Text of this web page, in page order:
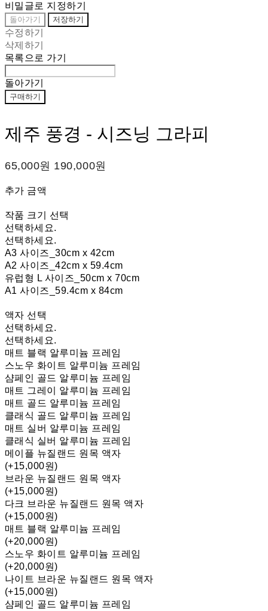
비밀글로 지정하기
돌아가기 저장하기
수정하기
삭제하기
목록으로 가기
돌아가기
구매하기
제주 풍경 - 시즈닝 그라피
65,000원 190,000원
추가 금액
작품 크기 선택
선택하세요.
선택하세요.
A3 사이즈_30cm x 42cm
A2 사이즈_42cm x 59.4cm
유럽형 L 사이즈_50cm x 70cm
A1 사이즈_59.4cm x 84cm
액자 선택
선택하세요.
선택하세요.
매트 블랙 알루미늄 프레임
스노우 화이트 알루미늄 프레임
샴페인 골드 알루미늄 프레임
매트 그레이 알루미늄 프레임
매트 골드 알루미늄 프레임
클래식 골드 알루미늄 프레임
매트 실버 알루미늄 프레임
클래식 실버 알루미늄 프레임
메이플 뉴질랜드 원목 액자
(+15,000원)
브라운 뉴질랜드 원목 액자
(+15,000원)
다크 브라운 뉴질랜드 원목 액자
(+15,000원)
매트 블랙 알루미늄 프레임
(+20,000원)
스노우 화이트 알루미늄 프레임
(+20,000원)
나이트 브라운 뉴질랜드 원목 액자
(+15,000원)
샴페인 골드 알루미늄 프레임